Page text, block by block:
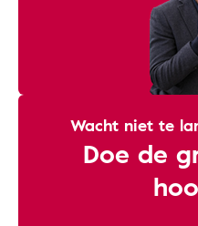
Wacht niet te
Doe de